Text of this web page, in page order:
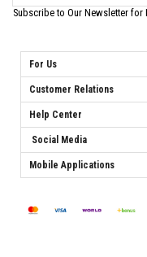
Subscribe to Our Newsletter for
For Us
Customer Relations
Help Center
Social Media
Mobile Applications